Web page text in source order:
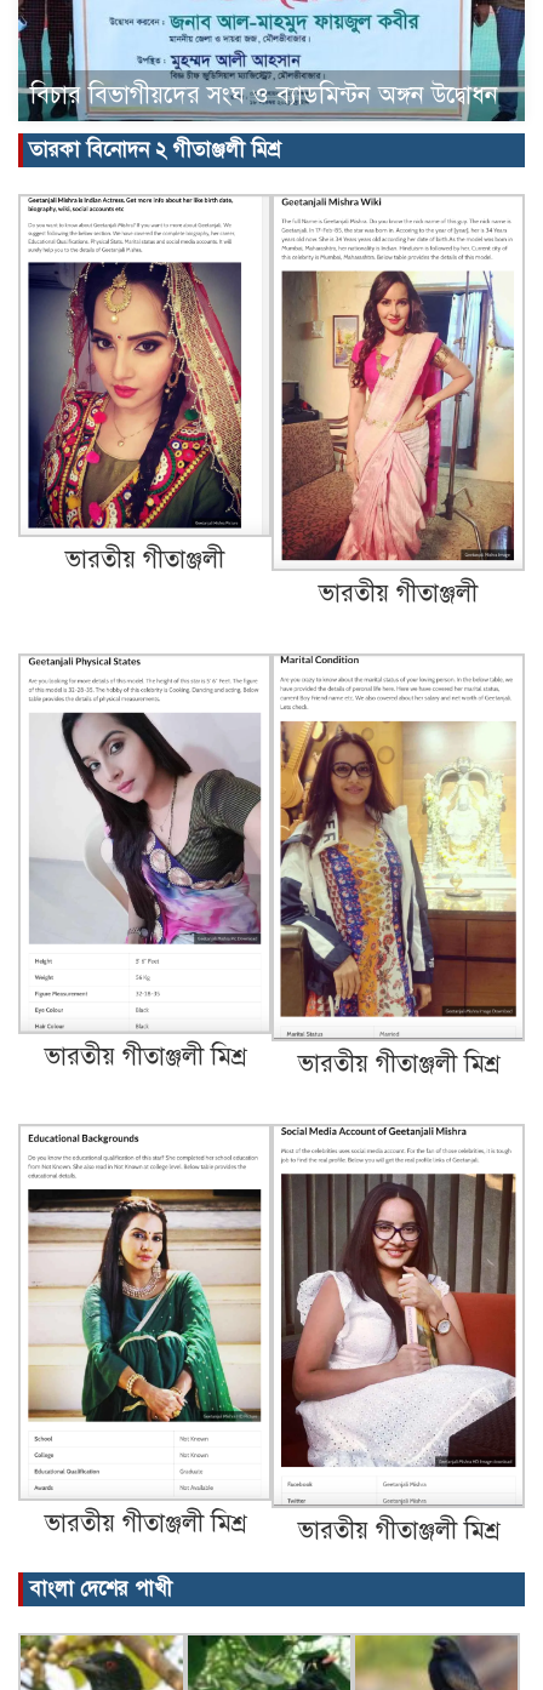
বিচার বিভাগীয়দের সংঘ ও ব্যাডমিন্টন অঙ্গন উদ্বোধন
তারকা বিনোদন ২ গীতাঞ্জলী মিশ্র
ভারতীয় গীতাঞ্জলী
ভারতীয় গীতাঞ্জলী
ভারতীয় গীতাঞ্জলী মিশ্র ভারতীয় গীতাঞ্জলী মিশ্র
ভারতীয় গীতাঞ্জলী মিশ্র ভারতীয় গীতাঞ্জলী মিশ্র
বাংলা দেশের পাখী